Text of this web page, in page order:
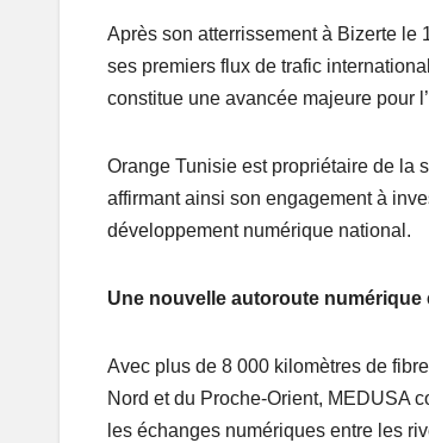
Après son atterrissement à Bizerte le
ses premiers flux de trafic
constitue une avancée majeure pour
Orange Tunisie est propriétaire de la
affirmant ainsi son engagement à
développement numérique national.
Une nouvelle autoroute numérique
Avec plus de 8 000 kilomètres de
Nord et du Proche-Orient, MEDUSA
les échanges numériques entre les